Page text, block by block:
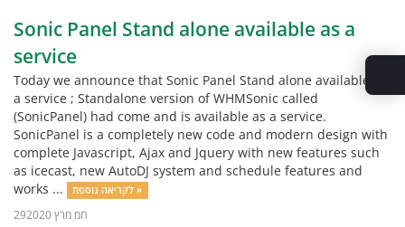
Sonic Panel Stand alone available as a
service
Today we announce that Sonic Panel Stand alone available as
a service ; Standalone version of WHMSonic called
(SonicPanel) had come and is available as a service.
SonicPanel is a completely new code and modern design with
complete Javascript, Ajax and Jquery with new features such
as icecast, new AutoDJ system and schedule features and
works ...
לקריאה נוספת »
29חמ מרץ 2020